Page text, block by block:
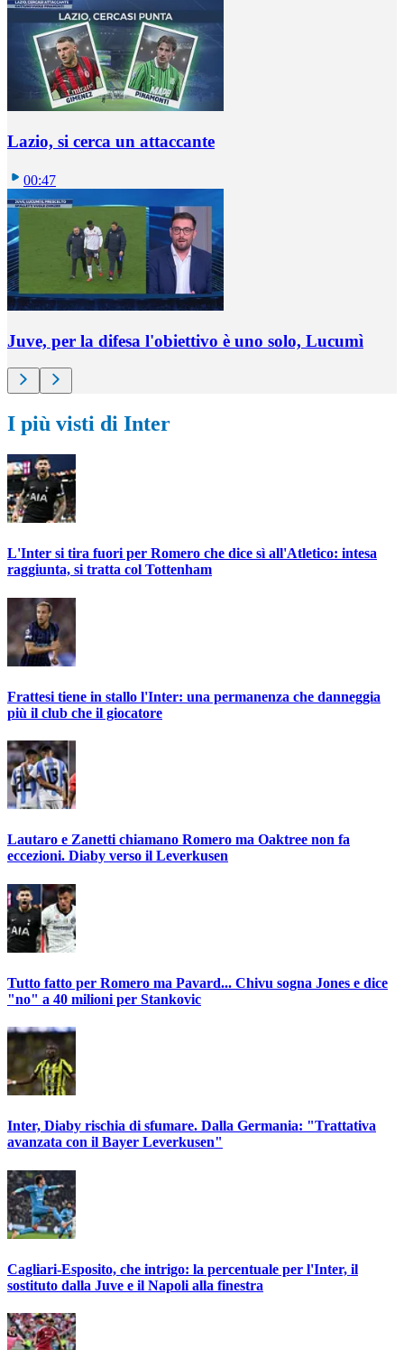
Lazio, si cerca un attaccante
00:47
Juve, per la difesa l'obiettivo è uno solo, Lucumì
I più visti di Inter
L'Inter si tira fuori per Romero che dice sì all'Atletico: intesa
raggiunta, si tratta col Tottenham
Frattesi tiene in stallo l'Inter: una permanenza che danneggia
più il club che il giocatore
Lautaro e Zanetti chiamano Romero ma Oaktree non fa
eccezioni. Diaby verso il Leverkusen
Tutto fatto per Romero ma Pavard... Chivu sogna Jones e dice
"no" a 40 milioni per Stankovic
Inter, Diaby rischia di sfumare. Dalla Germania: "Trattativa
avanzata con il Bayer Leverkusen"
Cagliari-Esposito, che intrigo: la percentuale per l'Inter, il
sostituto dalla Juve e il Napoli alla finestra